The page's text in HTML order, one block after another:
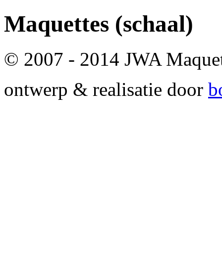
Maquettes (schaal)
© 2007 - 2014 JWA
ontwerp & realisatie door